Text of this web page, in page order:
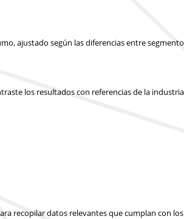
ajustado según las diferencias entre
los resultados con referencias de la
recopilar datos relevantes que cumplan con